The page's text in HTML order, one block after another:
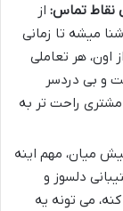
از
میشه تا زمانی
هر تعاملی
و بی دردسر
مشتری راحت تر به
میان، مهم اینه
دلسوز و
می تونه یه